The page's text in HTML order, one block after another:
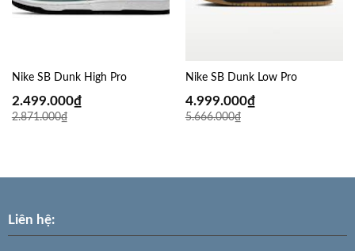
Nike SB Dunk High Pro
2.871.000₫
2.499.000₫
Nike SB Dunk Low Pro
5.666.000₫
4.999.000₫
Liên hệ: